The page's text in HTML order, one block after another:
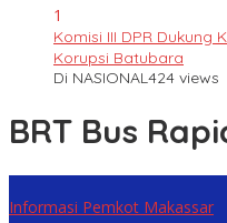
1
Komisi III DPR Dukung
Korupsi Batubara
Di NASIONAL424 views
BRT Bus
Informasi Pemkot Makassar